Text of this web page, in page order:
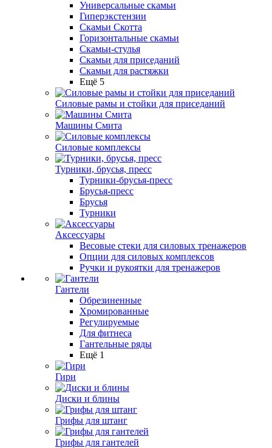
Универсальные скамьи
Гиперэкстензии
Скамьи Скотта
Горизонтальные скамьи
Скамьи-стулья
Скамьи для приседаний
Скамьи для растяжки
Ещё 5
Силовые рамы и стойки для приседаний
Машины Смита
Силовые комплексы
Турники, брусья, пресс
Турники-брусья-пресс
Брусья-пресс
Брусья
Турники
Аксессуары
Весовые стеки для силовых тренажеров
Опции для силовых комплексов
Ручки и рукоятки для тренажеров
Гантели
Обрезиненные
Хромированные
Регулируемые
Для фитнеса
Гантельные ряды
Ещё 1
Гири
Диски и блины
Грифы для штанг
Грифы для гантелей